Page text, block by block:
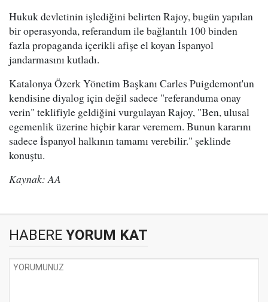
Hukuk devletinin işlediğini belirten Rajoy, bugün yapılan
bir operasyonda, referandum ile bağlantılı 100 binden
fazla propaganda içerikli afişe el koyan İspanyol
jandarmasını kutladı.
Katalonya Özerk Yönetim Başkanı Carles Puigdemont'un
kendisine diyalog için değil sadece "referanduma onay
verin" teklifiyle geldiğini vurgulayan Rajoy, "Ben, ulusal
egemenlik üzerine hiçbir karar veremem. Bunun kararını
sadece İspanyol halkının tamamı verebilir." şeklinde
konuştu.
Kaynak: AA
HABERE YORUM KAT